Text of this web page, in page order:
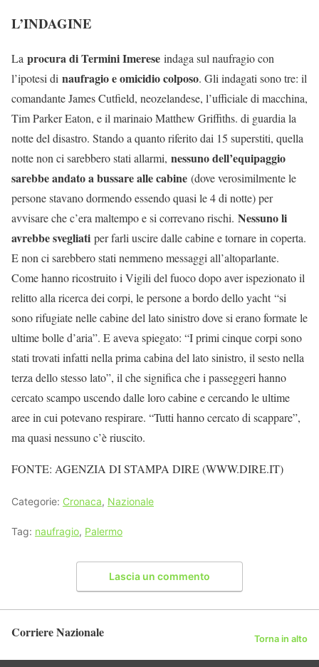
L’INDAGINE
La procura di Termini Imerese indaga sul naufragio con
l’ipotesi di naufragio e omicidio colposo. Gli indagati sono tre: il
comandante James Cutfield, neozelandese, l’ufficiale di macchina,
Tim Parker Eaton, e il marinaio Matthew Griffiths. di guardia la
notte del disastro. Stando a quanto riferito dai 15 superstiti, quella
notte non ci sarebbero stati allarmi, nessuno dell’equipaggio
sarebbe andato a bussare alle cabine (dove verosimilmente le
persone stavano dormendo essendo quasi le 4 di notte) per
avvisare che c’era maltempo e si correvano rischi. Nessuno li
avrebbe svegliati per farli uscire dalle cabine e tornare in coperta.
E non ci sarebbero stati nemmeno messaggi all’altoparlante.
Come hanno ricostruito i Vigili del fuoco dopo aver ispezionato il
relitto alla ricerca dei corpi, le persone a bordo dello yacht “si
sono rifugiate nelle cabine del lato sinistro dove si erano formate le
ultime bolle d’aria”. E aveva spiegato: “I primi cinque corpi sono
stati trovati infatti nella prima cabina del lato sinistro, il sesto nella
terza dello stesso lato”, il che significa che i passeggeri hanno
cercato scampo uscendo dalle loro cabine e cercando le ultime
aree in cui potevano respirare. “Tutti hanno cercato di scappare”,
ma quasi nessuno c’è riuscito.
FONTE: AGENZIA DI STAMPA DIRE (WWW.DIRE.IT)
Categorie: Cronaca, Nazionale
Tag: naufragio, Palermo
Lascia un commento
Corriere Nazionale Torna in alto